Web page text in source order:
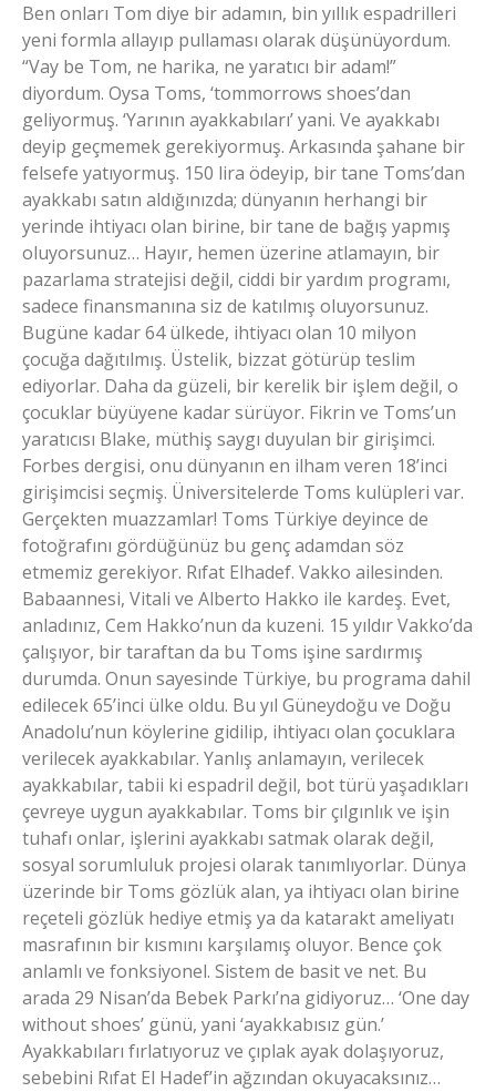
Ben onları Tom diye bir adamın, bin yıllık espadrilleri
yeni formla allayıp pullaması olarak düşünüyordum.
“Vay be Tom, ne harika, ne yaratıcı bir adam!”
diyordum. Oysa Toms, ‘tommorrows shoes’dan
geliyormuş. ‘Yarının ayakkabıları’ yani. Ve ayakkabı
deyip geçmemek gerekiyormuş. Arkasında şahane bir
felsefe yatıyormuş. 150 lira ödeyip, bir tane Toms’dan
ayakkabı satın aldığınızda; dünyanın herhangi bir
yerinde ihtiyacı olan birine, bir tane de bağış yapmış
oluyorsunuz… Hayır, hemen üzerine atlamayın, bir
pazarlama stratejisi değil, ciddi bir yardım programı,
sadece finansmanına siz de katılmış oluyorsunuz.
Bugüne kadar 64 ülkede, ihtiyacı olan 10 milyon
çocuğa dağıtılmış. Üstelik, bizzat götürüp teslim
ediyorlar. Daha da güzeli, bir kerelik bir işlem değil, o
çocuklar büyüyene kadar sürüyor. Fikrin ve Toms’un
yaratıcısı Blake, müthiş saygı duyulan bir girişimci.
Forbes dergisi, onu dünyanın en ilham veren 18’inci
girişimcisi seçmiş. Üniversitelerde Toms kulüpleri var.
Gerçekten muazzamlar! Toms Türkiye deyince de
fotoğrafını gördüğünüz bu genç adamdan söz
etmemiz gerekiyor. Rıfat Elhadef. Vakko ailesinden.
Babaannesi, Vitali ve Alberto Hakko ile kardeş. Evet,
anladınız, Cem Hakko’nun da kuzeni. 15 yıldır Vakko’da
çalışıyor, bir taraftan da bu Toms işine sardırmış
durumda. Onun sayesinde Türkiye, bu programa dahil
edilecek 65’inci ülke oldu. Bu yıl Güneydoğu ve Doğu
Anadolu’nun köylerine gidilip, ihtiyacı olan çocuklara
verilecek ayakkabılar. Yanlış anlamayın, verilecek
ayakkabılar, tabii ki espadril değil, bot türü yaşadıkları
çevreye uygun ayakkabılar. Toms bir çılgınlık ve işin
tuhafı onlar, işlerini ayakkabı satmak olarak değil,
sosyal sorumluluk projesi olarak tanımlıyorlar. Dünya
üzerinde bir Toms gözlük alan, ya ihtiyacı olan birine
reçeteli gözlük hediye etmiş ya da katarakt ameliyatı
masrafının bir kısmını karşılamış oluyor. Bence çok
anlamlı ve fonksiyonel. Sistem de basit ve net. Bu
arada 29 Nisan’da Bebek Parkı’na gidiyoruz… ‘One day
without shoes’ günü, yani ‘ayakkabısız gün.’
Ayakkabıları fırlatıyoruz ve çıplak ayak dolaşıyoruz,
sebebini Rıfat El Hadef’in ağzından okuyacaksınız…